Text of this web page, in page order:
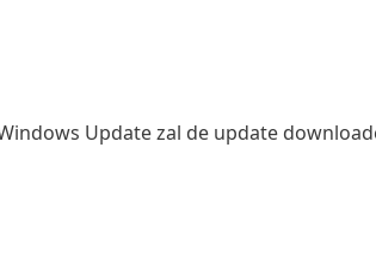
Update zal de update